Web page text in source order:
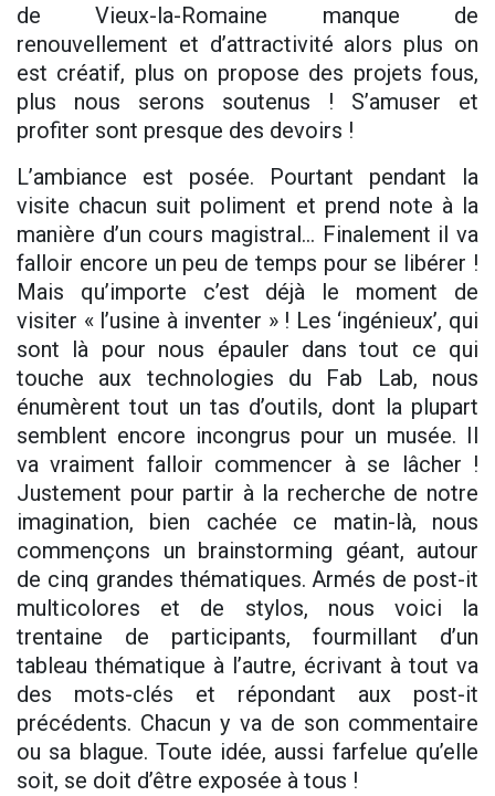
de Vieux-la-Romaine manque de
renouvellement et d’attractivité alors plus on
est créatif, plus on propose des projets fous,
plus nous serons soutenus ! S’amuser et
profiter sont presque des devoirs !
L’ambiance est posée. Pourtant pendant la
visite chacun suit poliment et prend note à la
manière d’un cours magistral… Finalement il va
falloir encore un peu de temps pour se libérer !
Mais qu’importe c’est déjà le moment de
visiter « l’usine à inventer » ! Les ‘ingénieux’, qui
sont là pour nous épauler dans tout ce qui
touche aux technologies du Fab Lab, nous
énumèrent tout un tas d’outils, dont la plupart
semblent encore incongrus pour un musée. Il
va vraiment falloir commencer à se lâcher !
Justement pour partir à la recherche de notre
imagination, bien cachée ce matin-là, nous
commençons un brainstorming géant, autour
de cinq grandes thématiques. Armés de post-it
multicolores et de stylos, nous voici la
trentaine de participants, fourmillant d’un
tableau thématique à l’autre, écrivant à tout va
des mots-clés et répondant aux post-it
précédents. Chacun y va de son commentaire
ou sa blague. Toute idée, aussi farfelue qu’elle
soit, se doit d’être exposée à tous !